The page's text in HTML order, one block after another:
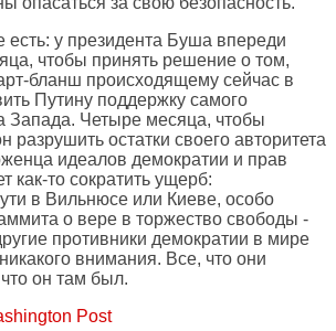
у президента Буша впереди
чтобы принять решение о том,
бланш происходящему сейчас в
Путину поддержку самого
Запада. Четыре месяца, чтобы
разрушить остатки своего авторитета
идеалов демократии и прав
как-то сократить ущерб:
в Вильнюсе или Киеве, особо
о вере в торжество свободы -
противники демократии в мире
внимания. Все, что они
он там был.
Post